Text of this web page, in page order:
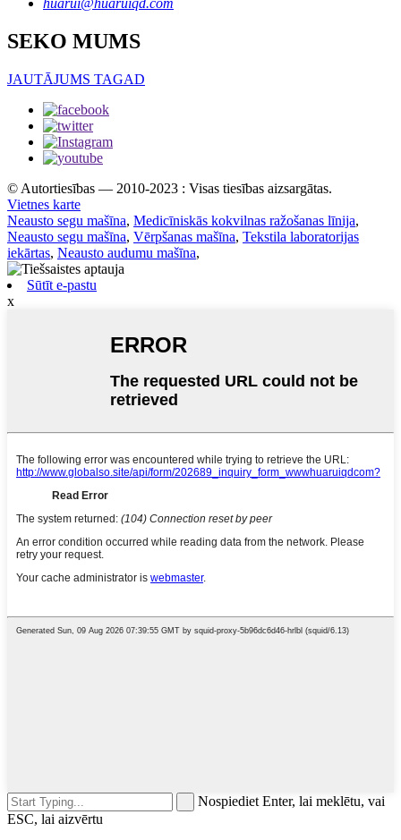
huarui@huaruiqd.com
SEKO MUMS
JAUTĀJUMS TAGAD
© Autortiesības — 2010-2023 : Visas tiesības aizsargātas.
Vietnes karte
Neausto segu mašīna, Medicīniskās kokvilnas ražošanas līnija,
Neausto segu mašīna, Vērpšanas mašīna, Tekstila laboratorijas
iekārtas, Neausto audumu mašīna,
Sūtīt e-pastu
x
Nospiediet Enter, lai meklētu, vai
ESC, lai aizvērtu